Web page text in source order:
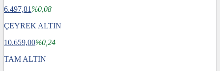
6.497,81 %0,08
ÇEYREK ALTIN
10.659,00%0,24
TAM ALTIN